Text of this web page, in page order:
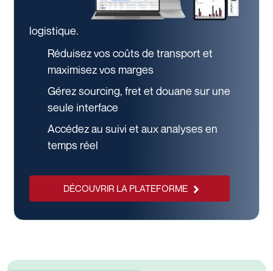
logistique.
Réduisez vos coûts de transport et
maximisez vos marges
Gérez sourcing, fret et douane sur une
seule interface
Accédez au suivi et aux analyses en
temps réel
DÉCOUVRIR LA PLATEFORME